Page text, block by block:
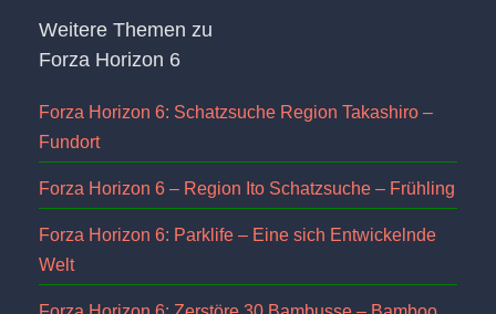
Weitere Themen zu
Forza Horizon 6
Forza Horizon 6: Schatzsuche Region Takashiro –
Fundort
Forza Horizon 6 – Region Ito Schatzsuche – Frühling
Forza Horizon 6: Parklife – Eine sich Entwickelnde
Welt